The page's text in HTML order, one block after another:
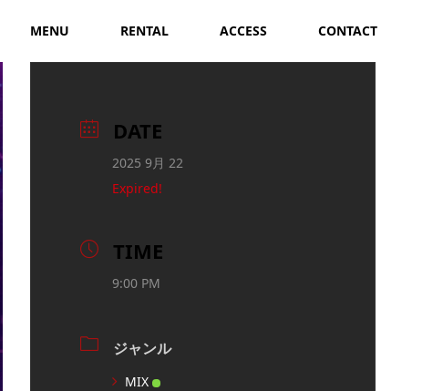
MENU RENTAL ACCESS CONTACT
DATE
2025 9月 22
Expired!
TIME
9:00 PM
ジャンル
MIX